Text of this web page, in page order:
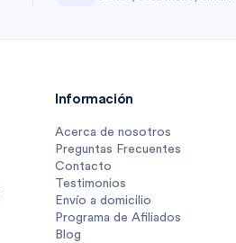
Información
Acerca de nosotros
Preguntas Frecuentes
Contacto
Testimonios
Envío a domicilio
Programa de Afiliados
Blog